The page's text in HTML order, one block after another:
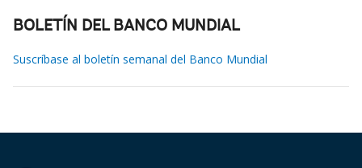
BOLETÍN DEL BANCO MUNDIAL
Suscríbase al boletín semanal del Banco Mundial